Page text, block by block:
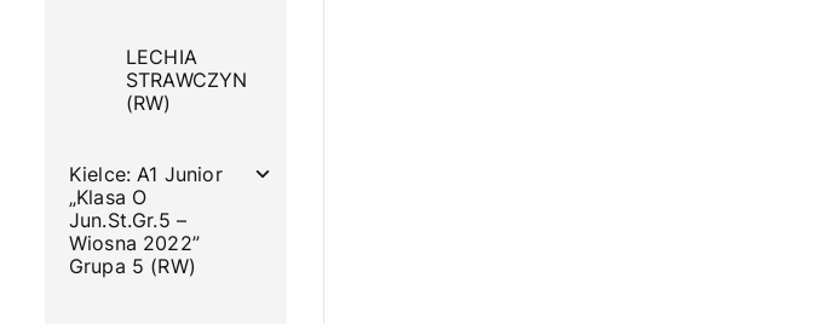
LECHIA
STRAWCZYN
(RW)
Kielce: A1 Junior
„Klasa O
Jun.St.Gr.5 –
Wiosna 2022”
Grupa 5 (RW)